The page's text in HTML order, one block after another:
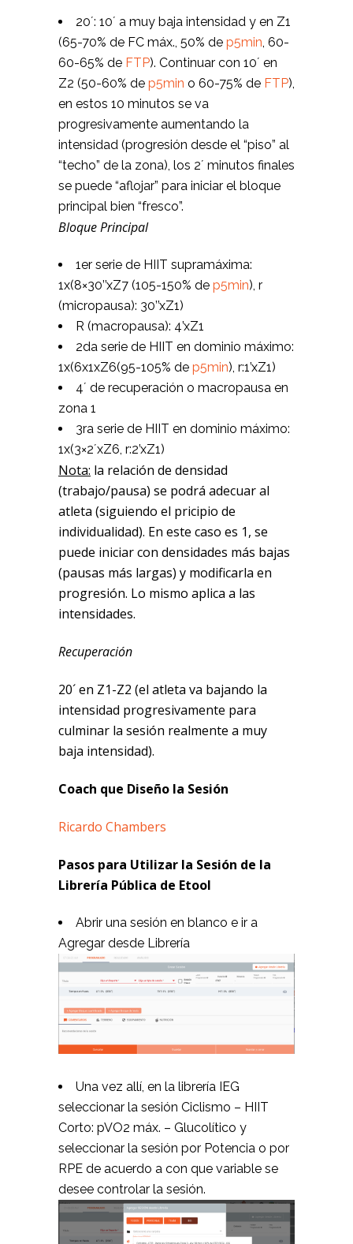
20´: 10´ a muy baja intensidad y en Z1
(65-70% de FC máx., 50% de p5min, 60-
60-65% de FTP). Continuar con 10´ en
Z2 (50-60% de p5min o 60-75% de FTP),
en estos 10 minutos se va
progresivamente aumentando la
intensidad (progresión desde el “piso” al
“techo” de la zona), los 2´ minutos finales
se puede “aflojar” para iniciar el bloque
principal bien “fresco”.
Bloque Principal
1er serie de HIIT supramáxima:
1x(8×30’’xZ7 (105-150% de p5min), r
(micropausa): 30’’xZ1)
R (macropausa): 4’xZ1
2da serie de HIIT en dominio máximo:
1x(6x1xZ6(95-105% de p5min), r:1’xZ1)
4´ de recuperación o macropausa en
zona 1
3ra serie de HIIT en dominio máximo:
1x(3×2´xZ6, r:2’xZ1)
Nota: la relación de densidad
(trabajo/pausa) se podrá adecuar al
atleta (siguiendo el pricipio de
individualidad). En este caso es 1, se
puede iniciar con densidades más bajas
(pausas más largas) y modificarla en
progresión. Lo mismo aplica a las
intensidades.
Recuperación
20´ en Z1-Z2 (el atleta va bajando la
intensidad progresivamente para
culminar la sesión realmente a muy
baja intensidad).
Coach que Diseño la Sesión
Ricardo Chambers
Pasos para Utilizar la Sesión de la
Librería Pública de Etool
Abrir una sesión en blanco e ir a
Agregar desde Librería
Una vez allí, en la librería IEG
seleccionar la sesión Ciclismo – HIIT
Corto: pVO2 máx. – Glucolítico y
seleccionar la sesión por Potencia o por
RPE de acuerdo a con que variable se
desee controlar la sesión.